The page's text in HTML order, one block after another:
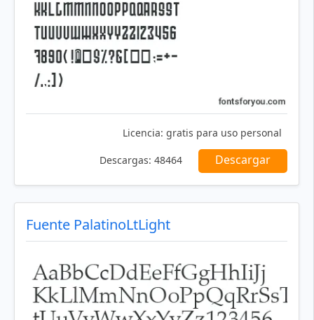
Licencia: gratis para uso personal
Descargas: 48464 Descargar
Fuente PalatinoLtLight